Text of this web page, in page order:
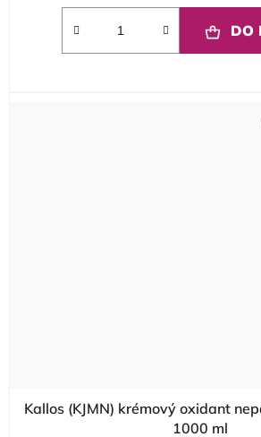
DO
Kallos (KJMN) krémový oxidant
1000 ml